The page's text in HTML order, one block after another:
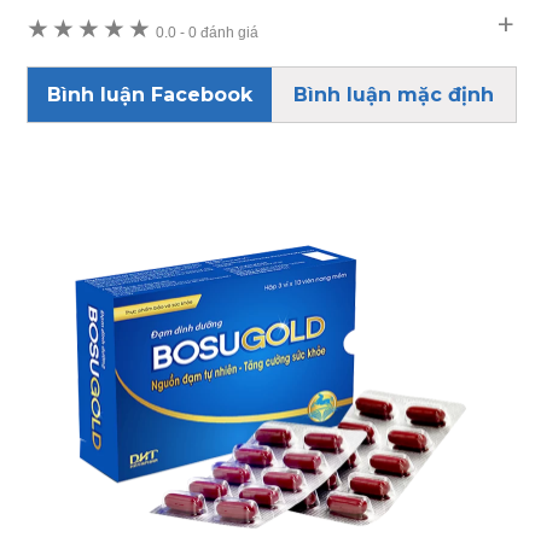
★ ★ ★ ★ ★ 0.0- 0 đánh giá
Bình luận Facebook Bình luận mặc định